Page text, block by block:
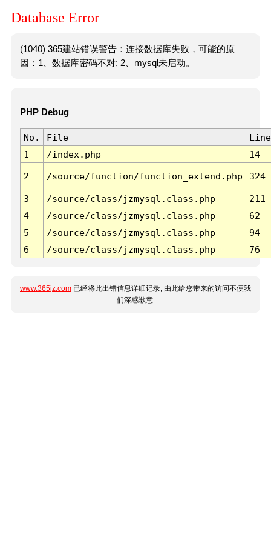
Database Error
(1040) 365建站错误警告：连接数据库失败，可能的原
因：1、数据库密码不对; 2、mysql未启动。
PHP Debug
No. File
Line
1
/index.php 14
2 /source/function/function_extend.php 324
3 /source/class/jzmysql.class.php
211
4
/source/class/jzmysql.class.php
62
5
/source/class/jzmysql.class.php
94
6
/source/class/jzmysql.class.php 76
www.365jz.com 已经将此出错信息详细记录, 由此给您带来的访问不便我
们深感歉意.